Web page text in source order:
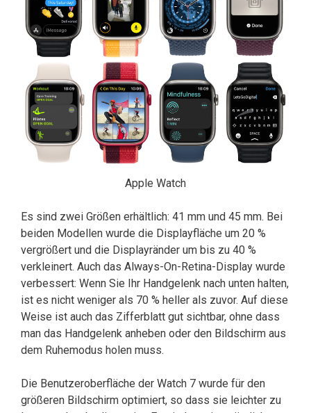
Apple Watch
Es sind zwei Größen erhältlich: 41 mm und 45 mm. Bei
beiden Modellen wurde die Displayfläche um 20 %
vergrößert und die Displayränder um bis zu 40 %
verkleinert. Auch das Always-On-Retina-Display wurde
verbessert: Wenn Sie Ihr Handgelenk nach unten halten,
ist es nicht weniger als 70 % heller als zuvor. Auf diese
Weise ist auch das Zifferblatt gut sichtbar, ohne dass
man das Handgelenk anheben oder den Bildschirm aus
dem Ruhemodus holen muss.
Die Benutzeroberfläche der Watch 7 wurde für den
größeren Bildschirm optimiert, so dass sie leichter zu